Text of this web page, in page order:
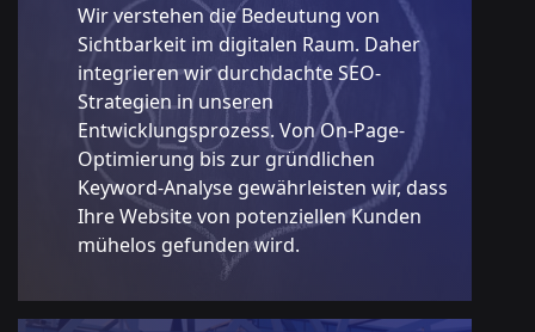
Wir verstehen die Bedeutung von
Sichtbarkeit im digitalen Raum. Daher
integrieren wir durchdachte SEO-
Strategien in unseren
Entwicklungsprozess. Von On-Page-
Optimierung bis zur gründlichen
Keyword-Analyse gewährleisten wir, dass
Ihre Website von potenziellen Kunden
mühelos gefunden wird.